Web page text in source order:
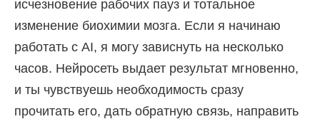
исчезновение рабочих пауз и тотальное
изменение биохимии мозга. Если я начинаю
работать с AI, я могу зависнуть на несколько
часов. Нейросеть выдает результат мгновенно,
и ты чувствуешь необходимость сразу
прочитать его, дать обратную связь, направить